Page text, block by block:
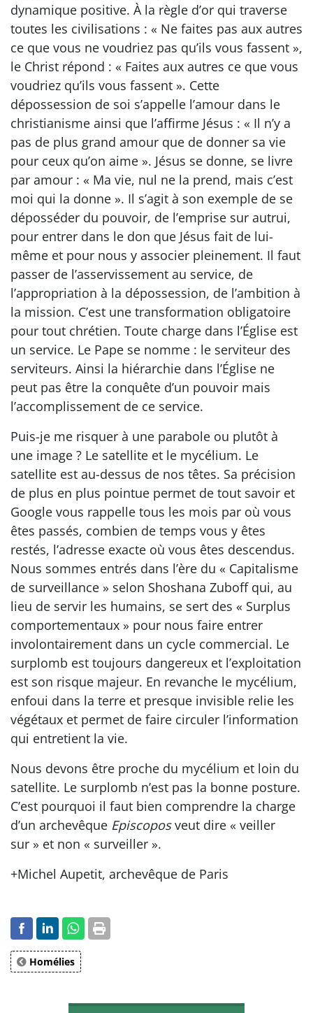
dynamique positive. À la règle d’or qui traverse
toutes les civilisations : « Ne faites pas aux autres
ce que vous ne voudriez pas qu’ils vous fassent »,
le Christ répond : « Faites aux autres ce que vous
voudriez qu’ils vous fassent ». Cette
dépossession de soi s’appelle l’amour dans le
christianisme ainsi que l’affirme Jésus : « Il n’y a
pas de plus grand amour que de donner sa vie
pour ceux qu’on aime ». Jésus se donne, se livre
par amour : « Ma vie, nul ne la prend, mais c’est
moi qui la donne ». Il s’agit à son exemple de se
déposséder du pouvoir, de l’emprise sur autrui,
pour entrer dans le don que Jésus fait de lui-
même et pour nous y associer pleinement. Il faut
passer de l’asservissement au service, de
l’appropriation à la dépossession, de l’ambition à
la mission. C’est une transformation obligatoire
pour tout chrétien. Toute charge dans l’Église est
un service. Le Pape se nomme : le serviteur des
serviteurs. Ainsi la hiérarchie dans l’Église ne
peut pas être la conquête d’un pouvoir mais
l’accomplissement de ce service.
Puis-je me risquer à une parabole ou plutôt à
une image ? Le satellite et le mycélium. Le
satellite est au-dessus de nos têtes. Sa précision
de plus en plus pointue permet de tout savoir et
Google vous rappelle tous les mois par où vous
êtes passés, combien de temps vous y êtes
restés, l’adresse exacte où vous êtes descendus.
Nous sommes entrés dans l’ère du « Capitalisme
de surveillance » selon Shoshana Zuboff qui, au
lieu de servir les humains, se sert des « Surplus
comportementaux » pour nous faire entrer
involontairement dans un cycle commercial. Le
surplomb est toujours dangereux et l’exploitation
est son risque majeur. En revanche le mycélium,
enfoui dans la terre et presque invisible relie les
végétaux et permet de faire circuler l’information
qui entretient la vie.
Nous devons être proche du mycélium et loin du
satellite. Le surplomb n’est pas la bonne posture.
C’est pourquoi il faut bien comprendre la charge
d’un archevêque Episcoposveut dire « veiller
sur » et non « surveiller ».
+Michel Aupetit, archevêque de Paris
Homélies